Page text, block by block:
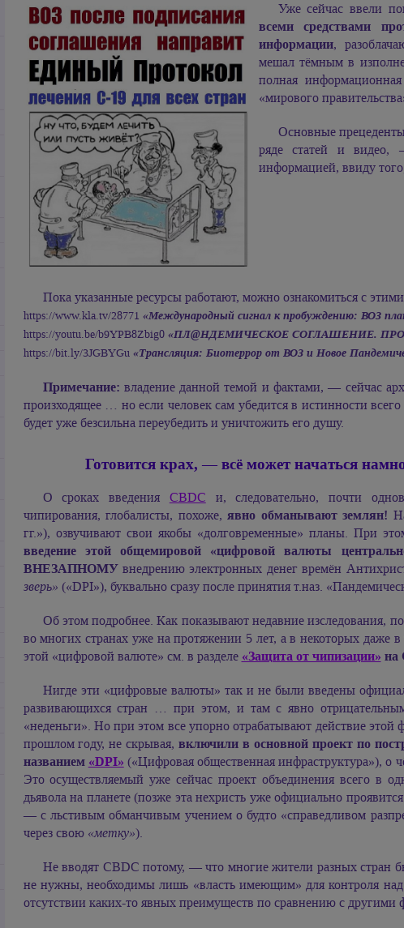
Уже сейчас ввели
всеми средствами
информации,
мешал тёмным в
полная
«мирового
Основные
ряде статей и видео,
информацией, ввиду
Пока указанные ресурсы работают, можно ознакомиться с
https://www.kla.tv/28771 «Международный сигнал к пробуждению: ВОЗ
https://youtu.be/b9YPB8Zbig0 «ПЛ@НДЕМИЧЕСКОЕ СОГЛАШЕНИЕ.
https://bit.ly/3JGBYGu «Трансляция: Биотеррор от ВОЗ и Новое
Примечание: владение данной темой и фактами, — сейчас
произходящее … но если человек сам убедится в истинности
будет уже безсильна переубедить и уничтожить его душу.
Готовится крах, — всё может начаться
О сроках введения CBDC и, следовательно, почти
чипирования, глобалисты, похоже,явно обманывают землян!
гг.»), озвучивают свои якобы «долговременные» планы. При
введение этой общемировой «цифровой валюты
ВНЕЗАПНОМУвнедрению электронных денег времён
зверь» («DPI»), буквально сразу после принятия т.наз.
Об этом подробнее. Как показывают недавние
во многих странах уже на протяжении 5 лет, а в некоторых даже
этой «цифровой валюте» см. в разделе «Защита от чипизации» на
Нигде эти «цифровые валюты» так и не были введены
развивающихся стран … при этом, и там с явно
«неденьги». Но при этом все упорно отрабатывают действие
прошлом году, не скрывая,включили в основной проект по
названием «DPI» («Цифровая общественная инфраструктура»), о
Это осуществляемый уже сейчас проект объединения всего в
дьявола на планете (позже эта нехристь уже официально
— с льстивым обманчивым учением о будто «справедливом
через свою «метку»).
Не вводят CBDC потому, — что многие жители разных стран
не нужны, необходимы лишь «власть имеющим» для контроля
отсутствии каких-то явных преимуществ по сравнению с другими